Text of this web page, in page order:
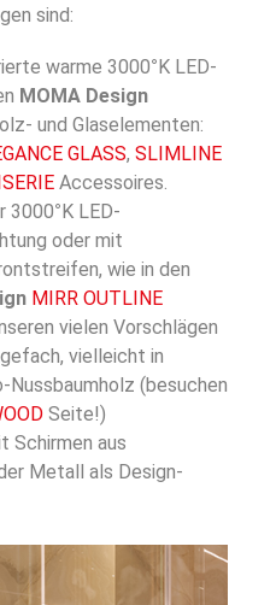
sind:
warme 3000°K LED-
MOMA Design
und Glaselementen:
GLASS, SLIMLINE
Accessoires.
3000°K LED-
oder mit
wie in den
MIRR OUTLINE
vielen Vorschlägen
vielleicht in
(besuchen
Seite!)
Schirmen aus
Metall als Design-